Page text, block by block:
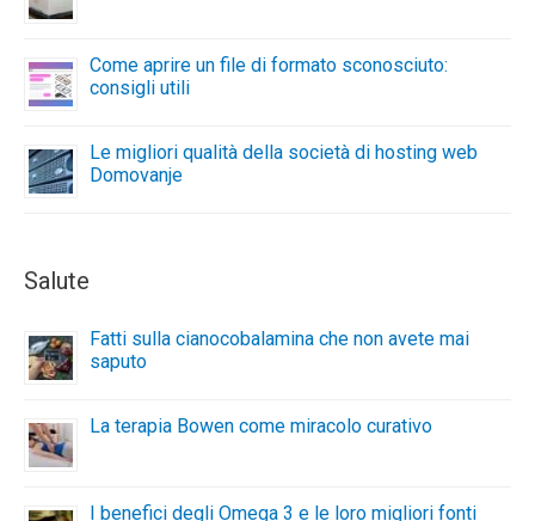
Come aprire un file di formato sconosciuto:
consigli utili
Le migliori qualità della società di hosting web
Domovanje
Salute
Fatti sulla cianocobalamina che non avete mai
saputo
La terapia Bowen come miracolo curativo
I benefici degli Omega 3 e le loro migliori fonti